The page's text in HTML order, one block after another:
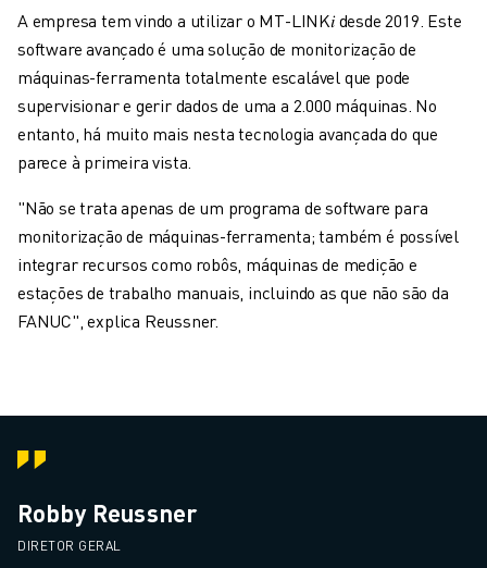
A empresa tem vindo a utilizar o MT-LINK𝑖desde 2019. Este
software avançado é uma solução de monitorização de
máquinas-ferramenta totalmente escalável que pode
supervisionar e gerir dados de uma a 2.000 máquinas. No
entanto, há muito mais nesta tecnologia avançada do que
parece à primeira vista.
"Não se trata apenas de um programa de software para
monitorização de máquinas-ferramenta; também é possível
integrar recursos como robôs, máquinas de medição e
estações de trabalho manuais, incluindo as que não são da
FANUC", explica Reussner.
Robby Reussner
DIRETOR GERAL